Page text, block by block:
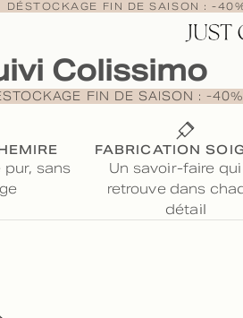
DÉSTOCKAGE FIN DE SAISON : -
Colissimo
FIN DE SAISON : -
pur, sans
FABRICATION
Un savoir-faire qui
retrouve dans
détail